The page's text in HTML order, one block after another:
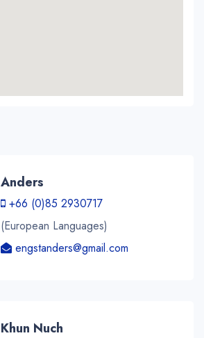
Anders
+66 (0)85 2930717
(European Languages)
engstanders@gmail.com
Khun Nuch